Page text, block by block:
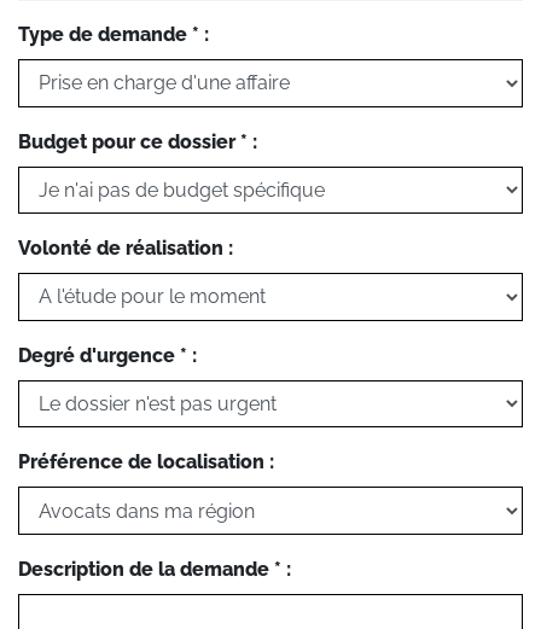
Type de demande * :
Budget pour ce dossier * :
Volonté de réalisation :
Degré d'urgence * :
Préférence de localisation :
Description de la demande * :